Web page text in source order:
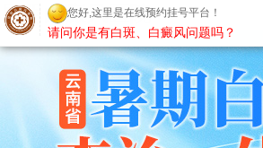
昆明白癜风医院
您好,这里是在线预约挂号平台！
请问你是有白斑、白癜风问题吗？